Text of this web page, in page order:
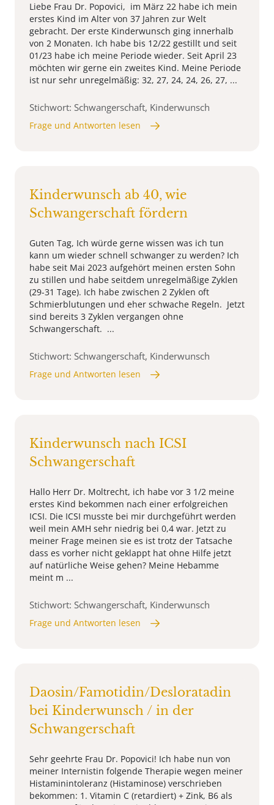
Liebe Frau Dr. Popovici, im März 22 habe ich mein
erstes Kind im Alter von 37 Jahren zur Welt
gebracht. Der erste Kinderwunsch ging innerhalb
von 2 Monaten. Ich habe bis 12/22 gestillt und seit
01/23 habe ich meine Periode wieder. Seit April 23
möchten wir gerne ein zweites Kind. Meine Periode
ist nur sehr unregelmäßig: 32, 27, 24, 24, 26, 27, ...
Stichwort: Schwangerschaft, Kinderwunsch
Frage und Antworten lesen
Kinderwunsch ab 40, wie
Schwangerschaft fördern
Guten Tag, Ich würde gerne wissen was ich tun
kann um wieder schnell schwanger zu werden? Ich
habe seit Mai 2023 aufgehört meinen ersten Sohn
zu stillen und habe seitdem unregelmäßige Zyklen
(29-31 Tage). Ich habe zwischen 2 Zyklen oft
Schmierblutungen und eher schwache Regeln. Jetzt
sind bereits 3 Zyklen vergangen ohne
Schwangerschaft. ...
Stichwort: Schwangerschaft, Kinderwunsch
Frage und Antworten lesen
Kinderwunsch nach ICSI
Schwangerschaft
Hallo Herr Dr. Moltrecht, ich habe vor 3 1/2 meine
erstes Kind bekommen nach einer erfolgreichen
ICSI. Die ICSI musste bei mir durchgeführt werden
weil mein AMH sehr niedrig bei 0,4 war. Jetzt zu
meiner Frage meinen sie es ist trotz der Tatsache
dass es vorher nicht geklappt hat ohne Hilfe jetzt
auf natürliche Weise gehen? Meine Hebamme
meint m ...
Stichwort: Schwangerschaft, Kinderwunsch
Frage und Antworten lesen
Daosin/Famotidin/Desloratadin
bei Kinderwunsch / in der
Schwangerschaft
Sehr geehrte Frau Dr. Popovici! Ich habe nun von
meiner Internistin folgende Therapie wegen meiner
Histaminintoleranz (Histaminose) verschrieben
bekommen: 1. Vitamin C (retardiert) + Zink, B6 als